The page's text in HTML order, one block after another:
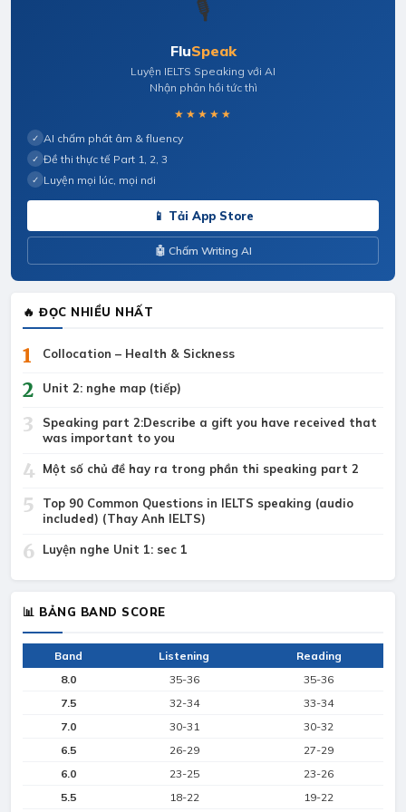
🎙️
FluSpeak
Luyện IELTS Speaking với AI
Nhận phản hồi tức thì
★★★★★
✓ AI chấm phát âm & fluency
✓ Đề thi thực tế Part 1, 2, 3
✓ Luyện mọi lúc, mọi nơi
📱 Tải App Store
🤖 Chấm Writing AI
🔥 ĐỌC NHIỀU NHẤT
1 Collocation – Health & Sickness
2 Unit 2: nghe map (tiếp)
3
Speaking part 2:Describe a gift you have received that
was important to you
4 Một số chủ đề hay ra trong phần thi speaking part 2
5
Top 90 Common Questions in IELTS speaking (audio
included) (Thay Anh IELTS)
6 Luyện nghe Unit 1: sec 1
📊 BẢNG BAND SCORE
Band Listening
Reading
8.0
35-36
35-36
7.5
32-34
33-34
7.0
30-31
30-32
6.5
26-29
27-29
6.0
23-25
23-26
5.5
18-22 19-22